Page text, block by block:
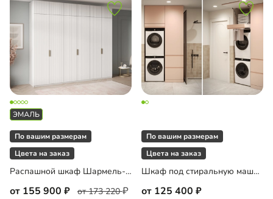
По вашим размерам
Цвета на заказ
Распашной шкаф Шармель-6 Лайф Эмаль с антресолью
от 155 900 от 173 220
По вашим размерам
Цвета на заказ
Шкаф под стиральную машину Пьоджа-2
от 125 400